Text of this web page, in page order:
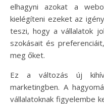
elhagyni azokat a
kielégíteni ezeket az
teszi, hogy a vállalatok
szokásait és
meg őket.
Ez a változás új
marketingben. A
vállalatoknak figyelembe